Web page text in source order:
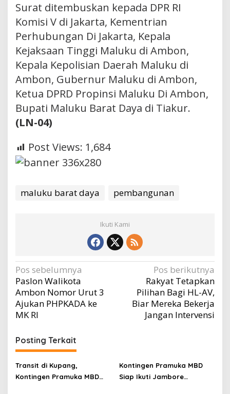
Surat ditembuskan kepada DPR RI
Komisi V di Jakarta, Kementrian
Perhubungan Di Jakarta, Kepala
Kejaksaan Tinggi Maluku di Ambon,
Kepala Kepolisian Daerah Maluku di
Ambon, Gubernur Maluku di Ambon,
Ketua DPRD Propinsi Maluku Di Ambon,
Bupati Maluku Barat Daya di Tiakur.
(LN-04)
Post Views: 1,684
maluku barat daya pembangunan
Ikuti Kami
Navigasi
pos
Pos sebelumnya
Paslon Walikota
Ambon Nomor Urut 3
Ajukan PHPKADA ke
MK RI
Pos berikutnya
Rakyat Tetapkan
Pilihan Bagi HL-AV,
Biar Mereka Bekerja
Jangan Intervensi
Posting Terkait
Transit di Kupang,
Kontingen Pramuka MBD
Kontingen Pramuka MBD
Siap Ikuti Jambore